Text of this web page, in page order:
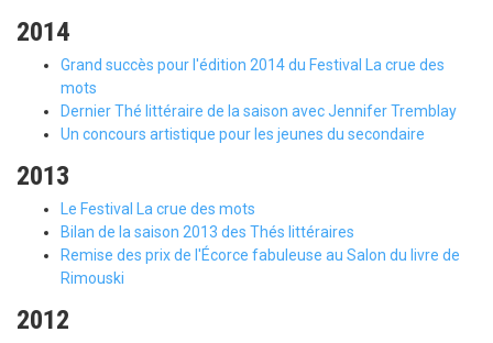
2014
Grand succès pour l'édition 2014 du Festival La crue des
mots
Dernier Thé littéraire de la saison avec Jennifer Tremblay
Un concours artistique pour les jeunes du secondaire
2013
Le Festival La crue des mots
Bilan de la saison 2013 des Thés littéraires
Remise des prix de l'Écorce fabuleuse au Salon du livre de
Rimouski
2012